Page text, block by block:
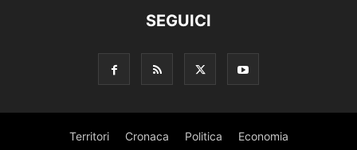
SEGUICI
Territori Cronaca Politica Economia